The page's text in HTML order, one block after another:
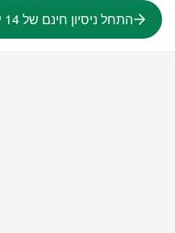
התחל ניסיון חינם של 14 ימים